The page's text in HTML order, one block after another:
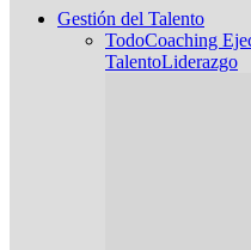
Gestión del Talento
TodoCoaching
TalentoLiderazgo